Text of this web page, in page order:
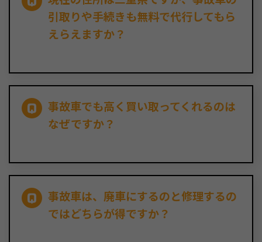
引取りや手続きも無料で代行してもら
えらえますか？
事故車でも高く買い取ってくれるのは
なぜですか？
事故車は、廃車にするのと修理するの
ではどちらが得ですか？